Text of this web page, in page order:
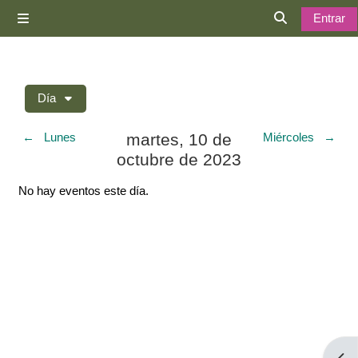
Selector de
Entrar
Día
← Lunes
martes, 10 de
octubre de 2023
Miércoles →
No hay eventos este día.